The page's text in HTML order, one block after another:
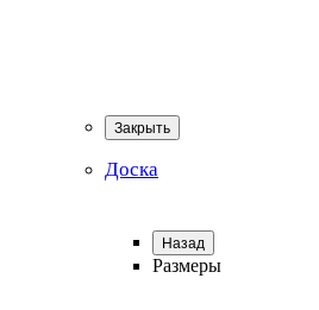
Закрыть
Доска
Назад
Размеры